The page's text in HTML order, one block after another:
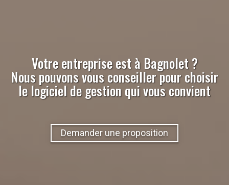
Votre entreprise est à Bagnolet?
Nous pouvons vous conseiller pour choisir
le logiciel de gestion qui vous convient
Demander une proposition